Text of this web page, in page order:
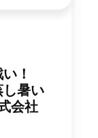
い！
暑い
会社